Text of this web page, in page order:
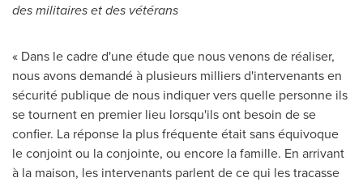
des militaires et des vétérans
« Dans le cadre d'une étude que nous venons de réaliser,
nous avons demandé à plusieurs milliers d'intervenants en
sécurité publique de nous indiquer vers quelle personne ils
se tournent en premier lieu lorsqu'ils ont besoin de se
confier. La réponse la plus fréquente était sans équivoque
le conjoint ou la conjointe, ou encore la famille. En arrivant
à la maison, les intervenants parlent de ce qui les tracasse